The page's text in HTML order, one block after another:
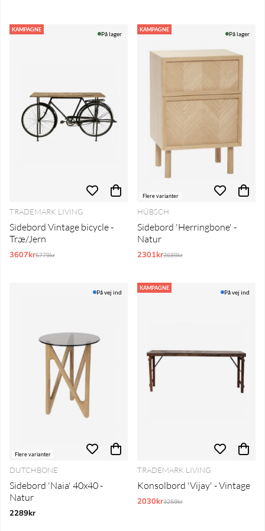
KAMPAGNE
På lager
TRADEMARK LIVING
Sidebord Vintage bicycle -
Træ/Jern
3607krNormalpris:
5779kr
KAMPAGNE
Flere varianter
På lager
HÜBSCH
Sidebord 'Herringbone' -
Natur
2301krNormalpris:
3689kr
Flere varianter
På vej ind
DUTCHBONE
Sidebord 'Naia' 40x40 -
Natur
2289kr
KAMPAGNE
På vej ind
TRADEMARK LIVING
Konsolbord 'Vijay' - Vintage
2030krNormalpris:
3259kr